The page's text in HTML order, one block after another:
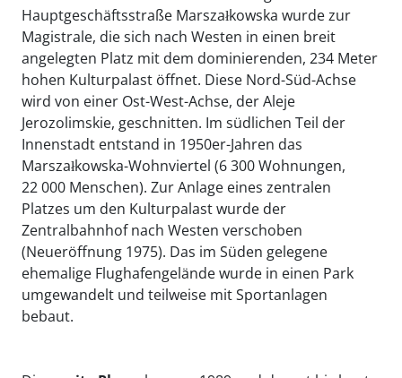
Hauptgeschäftsstraße Marszałkowska wurde zur
Magistrale, die sich nach Westen in einen breit
angelegten Platz mit dem dominierenden, 234 Meter
hohen Kulturpalast öffnet. Diese Nord-Süd-Achse
wird von einer Ost-West-Achse, der Aleje
Jerozolimskie, geschnitten. Im südlichen Teil der
Innenstadt entstand in 1950er-Jahren das
Marszałkowska-Wohnviertel (6 300 Wohnungen,
22 000 Menschen). Zur Anlage eines zentralen
Platzes um den Kulturpalast wurde der
Zentralbahnhof nach Westen verschoben
(Neueröffnung 1975). Das im Süden gelegene
ehemalige Flughafengelände wurde in einen Park
umgewandelt und teilweise mit Sportanlagen
bebaut.